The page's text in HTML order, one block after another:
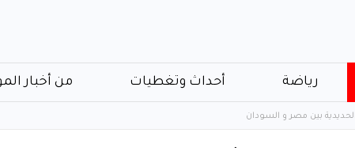
رياضة أحداث وتغطيات من أخبار
بين مصر و السودان